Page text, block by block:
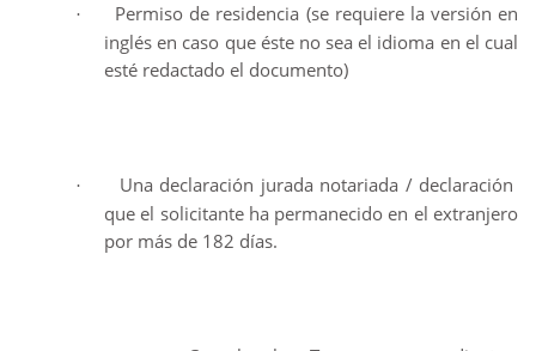
·
Permiso de residencia (se requiere la versión en
inglés en caso que éste no sea el idioma en el cual
esté redactado el documento)
·
Una declaración jurada notariada / declaración
que el solicitante ha permanecido en el extranjero
por más de 182 días.